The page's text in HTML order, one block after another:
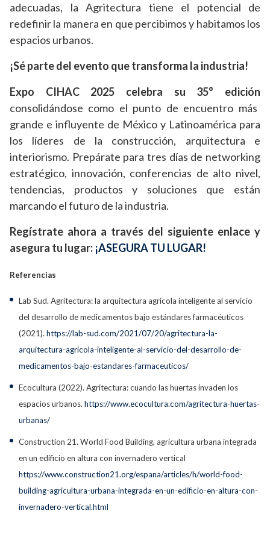
adecuadas, la Agritectura tiene el potencial de
redefinir la manera en que percibimos y habitamos los
espacios urbanos.
¡Sé parte del evento que transforma la industria!
Expo CIHAC 2025 celebra su 35° edición
consolidándose como el punto de encuentro más
grande e influyente de México y Latinoamérica para
los líderes de la construcción, arquitectura e
interiorismo. Prepárate para tres días de networking
estratégico, innovación, conferencias de alto nivel,
tendencias, productos y soluciones que están
marcando el futuro de la industria.
Regístrate ahora a través del siguiente enlace y
asegura tu lugar: ¡ASEGURA TU LUGAR!
Referencias
Lab Sud. Agritectura: la arquitectura agrícola inteligente al servicio
del desarrollo de medicamentos bajo estándares farmacéuticos
(2021).https://lab-sud.com/2021/07/20/agritectura-la-
arquitectura-agricola-inteligente-al-servicio-del-desarrollo-de-
medicamentos-bajo-estandares-farmaceuticos/
Ecocultura (2022). Agritectura: cuando las huertas invaden los
espacios urbanos.https://www.ecocultura.com/agritectura-huertas-
urbanas/
Construction 21. World Food Building, agricultura urbana integrada
en un edificio en altura con invernadero vertical
https://www.construction21.org/espana/articles/h/world-food-
building-agricultura-urbana-integrada-en-un-edificio-en-altura-con-
invernadero-vertical.html